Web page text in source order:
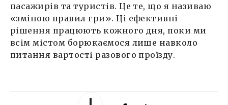
пасажирів та туристів. Це те, що я називаю
«зміною правил гри». Ці ефективні
рішення працюють кожного дня, поки ми
всім містом борюкаємося лише навколо
питання вартості разового проїзду.